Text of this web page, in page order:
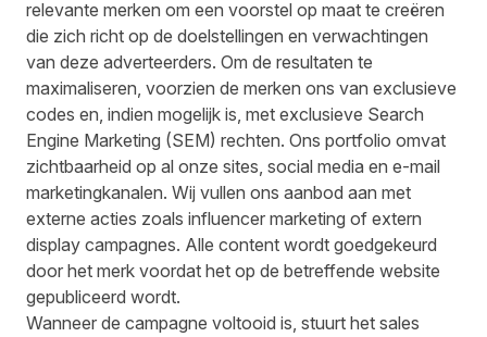
relevante merken om een ​​voorstel op maat te creëren
die zich richt op de doelstellingen en verwachtingen
van deze adverteerders. Om de resultaten te
maximaliseren, voorzien de merken ons van exclusieve
codes en, indien mogelijk is, met exclusieve Search
Engine Marketing (SEM) rechten. Ons portfolio omvat
zichtbaarheid op al onze sites, social media en e-mail
marketingkanalen. Wij vullen ons aanbod aan met
externe acties zoals influencer marketing of extern
display campagnes. Alle content wordt goedgekeurd
door het merk voordat het op de betreffende website
gepubliceerd wordt.
Wanneer de campagne voltooid is, stuurt het sales